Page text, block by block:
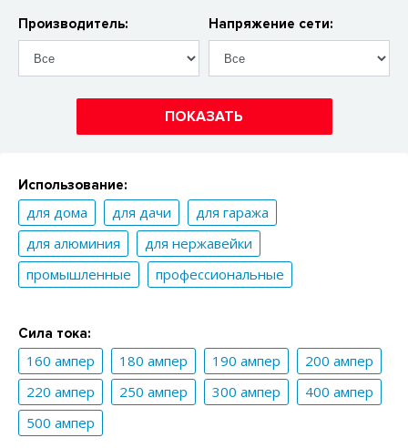
Производитель: Напряжение сети:
ПОКАЗАТЬ
Использование:
для дома для дачи
для гаража
для алюминия
для нержавейки
промышленные
профессиональные
Сила тока:
160 ампер 180 ампер 190 ампер
200 ампер
220 ампер
250 ампер 300 ампер
400 ампер
500 ампер